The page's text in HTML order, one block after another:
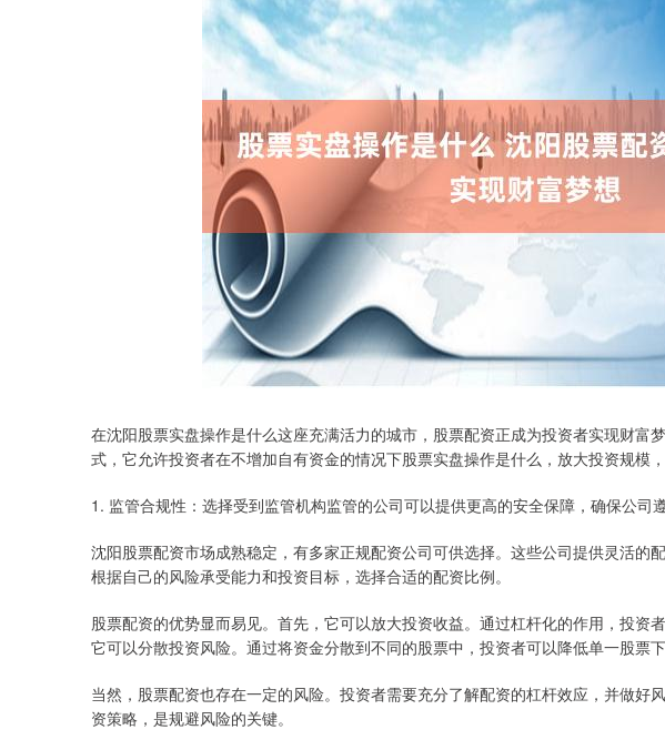
在沈阳股票实盘操作是什么这座充满活力的城市，股票配资正成为投资者实现财富
式，它允许投资者在不增加自有资金的情况下股票实盘操作是什么，放大投资规模
1. 监管合规性：选择受到监管机构监管的公司可以提供更高的安全保障，确保公司
沈阳股票配资市场成熟稳定，有多家正规配资公司可供选择。这些公司提供灵活的
根据自己的风险承受能力和投资目标，选择合适的配资比例。
股票配资的优势显而易见。首先，它可以放大投资收益。通过杠杆化的作用，投资
它可以分散投资风险。通过将资金分散到不同的股票中，投资者可以降低单一股票下
当然，股票配资也存在一定的风险。投资者需要充分了解配资的杠杆效应，并做好
资策略，是规避风险的关键。